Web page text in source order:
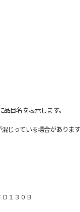
目名を表示します。
っている場合がありま
１３０Ｂ